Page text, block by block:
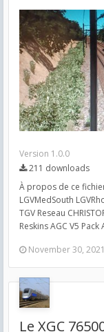
Version 1.0.0
211 downloads
À propos de ce
LGVMedSouth
TGV Reseau
Reskins AGC V5 Pack
November 30, 2021
Le XGC